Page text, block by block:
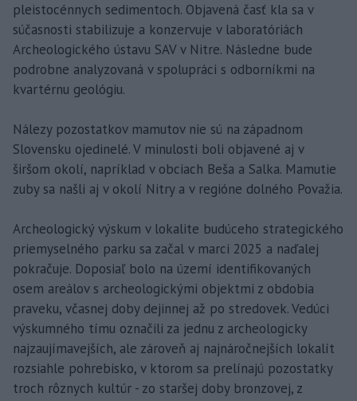
pleistocénnych sedimentoch. Objavená časť kla sa v
súčasnosti stabilizuje a konzervuje v laboratóriách
Archeologického ústavu SAV v Nitre. Následne bude
podrobne analyzovaná v spolupráci s odborníkmi na
kvartérnu geológiu.
Nálezy pozostatkov mamutov nie sú na západnom
Slovensku ojedinelé. V minulosti boli objavené aj v
širšom okolí, napríklad v obciach Beša a Salka. Mamutie
zuby sa našli aj v okolí Nitry a v regióne dolného Považia.
Archeologický výskum v lokalite budúceho strategického
priemyselného parku sa začal v marci 2025 a naďalej
pokračuje. Doposiaľ bolo na území identifikovaných
osem areálov s archeologickými objektmi z obdobia
praveku, včasnej doby dejinnej až po stredovek. Vedúci
výskumného tímu označili za jednu z archeologicky
najzaujímavejších, ale zároveň aj najnáročnejších lokalít
rozsiahle pohrebisko, v ktorom sa prelínajú pozostatky
troch rôznych kultúr - zo staršej doby bronzovej, z